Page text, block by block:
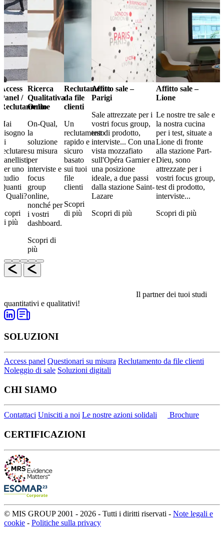
Access
Panel /
Reclutamento
Hai
bisogno
di
reclutare
panellisti
per uno
studio
Quanti
o Quali?
Scopri
di più
Ricerca
Qualitativa
Online
On-Qual,
la
soluzione
su misura
per
interviste e
focus
group
online,
nonché per
i vostri
dashboard.
Scopri di
più
Reclutamento
da file
clienti
Un
reclutamento
rapido e
sicuro
basato
sui tuoi
file
clienti
Scopri
di più
Affitto sale –
Parigi
Sale attrezzate per i
vostri focus group,
test di prodotto,
interviste... Con una
vista mozzafiato
sull'Opéra Garnier e
una posizione
ideale, a due passi
dalla stazione Saint-
Lazare
Scopri di più
Affitto sale –
Lione
Le nostre tre sale e
la nostra cucina
per i test, situate a
Lione di fronte
alla stazione Part-
Dieu, sono
attrezzate per i
vostri focus group,
test di prodotto,
interviste...
Scopri di più
Il partner dei tuoi studi
quantitativi e qualitativi!
SOLUZIONI
Access panel Questionari su misura Reclutamento da file clienti
Noleggio di sale Soluzioni digitali
CHI SIAMO
Contattaci Unisciti a noi Le nostre azioni solidali Brochure
CERTIFICAZIONI
© MIS GROUP 2001 - 2026 - Tutti i diritti riservati - Note legali e
cookie - Politiche sulla privacy